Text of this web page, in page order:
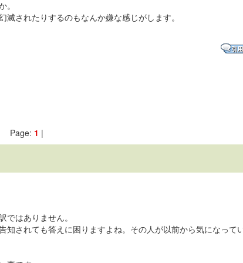
されたりするのもなんか嫌な感じがします。
Page: 1 |
はありません。
されても答えに困りますよね。その人が以前から気になって